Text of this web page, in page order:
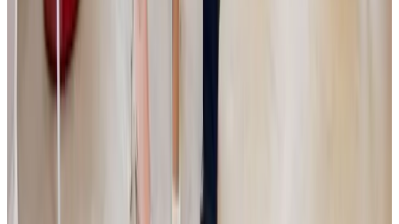
Read more
Miliardy ze Zásilkovny v pohybu. Simona
Kijonková je na nákupech rodinných firem a
odtajňuje nový projekt Primaria